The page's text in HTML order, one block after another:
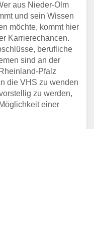
aus Nieder-Olm
und sein Wissen
möchte, kommt hier
Karrierechancen.
berufliche
sind an der
Pfalz
die VHS zu wenden
zu werden,
einer